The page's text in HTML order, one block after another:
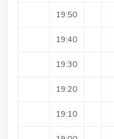
19:50
19:40
19:30
19:20
19:10